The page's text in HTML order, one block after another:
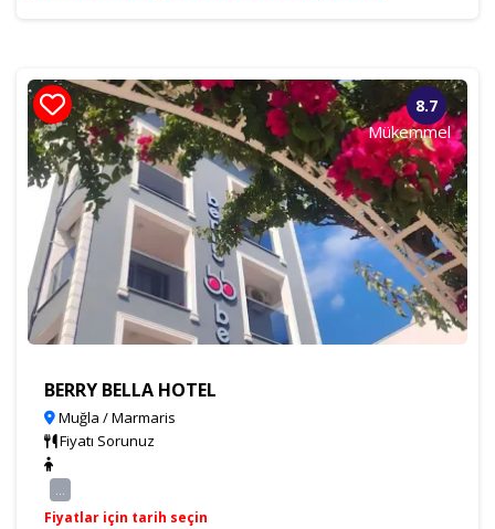
8.7
Mükemmel
BERRY BELLA HOTEL
Muğla / Marmaris
Fiyatı Sorunuz
...
Fiyatlar için tarih seçin